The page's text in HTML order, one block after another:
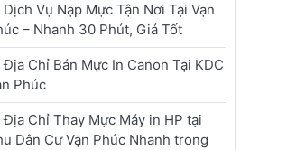
Dịch Vụ Nạp Mực Tận Nơi Tại Vạn
– Nhanh 30 Phút, Giá Tốt
Địa Chỉ Bán Mực In Canon Tại KDC
Phúc
Địa Chỉ Thay Mực Máy in HP tại
Dân Cư Vạn Phúc Nhanh trong